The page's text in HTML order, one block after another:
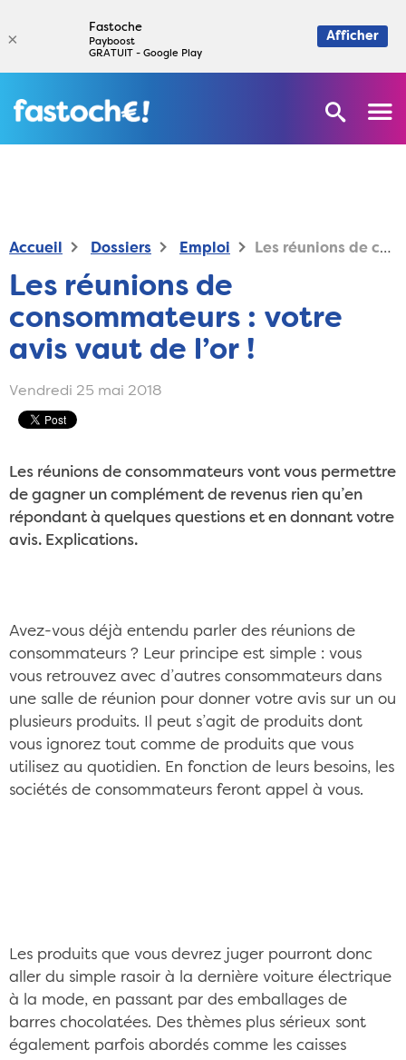
Accueil Dossiers Emploi Les réunions de consommateurs : votre avis vaut de l’or !
Les réunions de
consommateurs : votre
avis vaut de l’or !
Vendredi 25 mai 2018
Les réunions de consommateurs vont vous permettre
de gagner un complément de revenus rien qu’en
répondant à quelques questions et en donnant votre
avis. Explications.
Avez-vous déjà entendu parler des réunions de
consommateurs ? Leur principe est simple : vous
vous retrouvez avec d’autres consommateurs dans
une salle de réunion pour donner votre avis sur un ou
plusieurs produits. Il peut s’agit de produits dont
vous ignorez tout comme de produits que vous
utilisez au quotidien. En fonction de leurs besoins, les
sociétés de consommateurs feront appel à vous.
Les produits que vous devrez juger pourront donc
aller du simple rasoir à la dernière voiture électrique
à la mode, en passant par des emballages de
barres chocolatées. Des thèmes plus sérieux sont
également parfois abordés comme les caisses
×
Fastoche
Payboost
GRATUIT - Google Play
Afficher